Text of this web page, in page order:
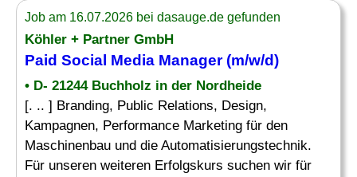
Job am 16.07.2026 bei dasauge.de gefunden
Köhler + Partner GmbH
Paid Social Media Manager(m/w/d)
• D- 21244 Buchholz in der Nordheide
[. .. ] Branding, Public Relations, Design,
Kampagnen, Performance Marketing für den
Maschinenbau und die Automatisierungstechnik.
Für unseren weiteren Erfolgskurs suchen wir für